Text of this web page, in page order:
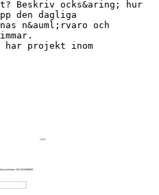
Beskriv ocks&aring; hur
den dagliga
n&auml;rvaro och
har projekt inom